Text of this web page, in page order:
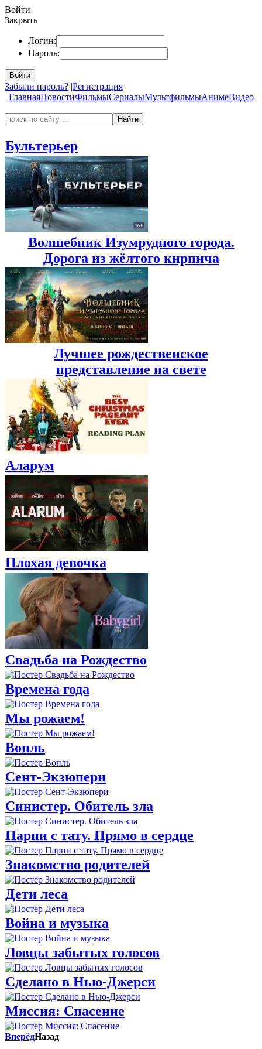
Войти
Закрыть
Логин:
Пароль:
Войти
Забыли пароль? |Регистрация
ГлавнаяНовостиФильмыСериалыМультфильмыАнимеВидео
Найти
Бультерьер
Волшебник Изумрудного города.
Дорога из жёлтого кирпича
Лучшее рождественское
представление на свете
Аларум
Плохая девочка
Свадьба на Рождество
Времена года
Мы рожаем!
Вопль
Сент-Экзюпери
Синистер. Обитель зла
Парни с тату. Прямо в сердце
Знакомство рoдителей
Дети леса
Война и музыка
Ловцы забытых голосов
Сделано в Нью-Джерси
Миссия: Спасение
ВперёдНазад